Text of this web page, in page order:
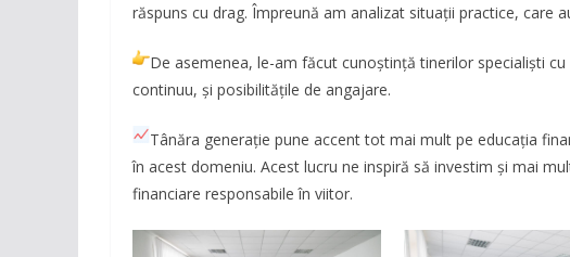
răspuns cu drag. Împreună am analizat situații practice, care
De asemenea, le-am făcut cunoștință tinerilor specialiști
continuu, și posibilitățile de angajare.
Tânăra generație pune accent tot mai mult pe educația
în acest domeniu. Acest lucru ne inspiră să investim și mai
financiare responsabile în viitor.